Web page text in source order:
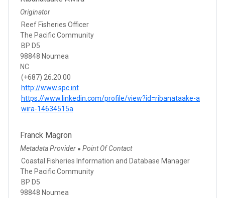
Originator
Reef Fisheries Officer
The Pacific Community
BP D5
98848 Noumea
NC
(+687) 26.20.00
http://www.spc.int
https://www.linkedin.com/profile/view?id=ribanataake-a
wira-14634515a
Franck Magron
Metadata Provider ● Point Of Contact
Coastal Fisheries Information and Database Manager
The Pacific Community
BP D5
98848 Noumea